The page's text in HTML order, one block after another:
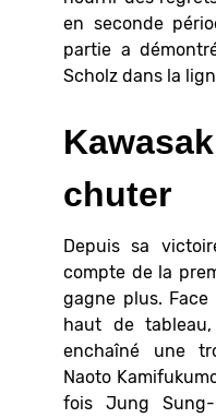
en seconde
partie a
Scholz dans la
chuter
Depuis sa
compte de la
gagne plus. Face
haut de
enchaîné une
Naoto
fois Jung